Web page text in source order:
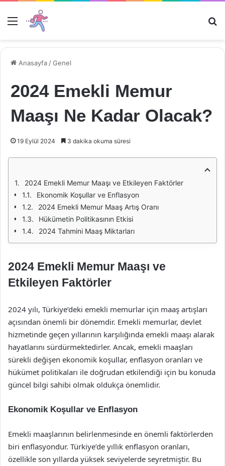
Menü
Anasayfa /Genel
2024 Emekli Memur
Maaşı Ne Kadar Olacak?
19 Eylül 2024 3 dakika okuma süresi
2024 Emekli Memur Maaşı ve Etkileyen Faktörler
Ekonomik Koşullar ve Enflasyon
2024 Emekli Memur Maaş Artış Oranı
Hükümetin Politikasının Etkisi
2024 Tahmini Maaş Miktarları
2024 Emekli Memur Maaşı ve
Etkileyen Faktörler
2024 yılı, Türkiye’deki emekli memurlar için maaş artışları
açısından önemli bir dönemdir. Emekli memurlar, devlet
hizmetinde geçen yıllarının karşılığında emekli maaşı alarak
hayatlarını sürdürmektedirler. Ancak, emekli maaşları
sürekli değişen ekonomik koşullar, enflasyon oranları ve
hükümet politikaları ile doğrudan etkilendiği için bu konuda
güncel bilgi sahibi olmak oldukça önemlidir.
Ekonomik Koşullar ve Enflasyon
Emekli maaşlarının belirlenmesinde en önemli faktörlerden
biri enflasyondur. Türkiye’de yıllık enflasyon oranları,
özellikle son yıllarda yüksek seviyelerde seyretmiştir. Bu